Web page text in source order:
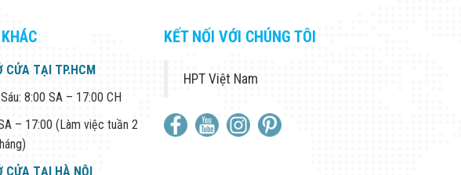
CỬA TẠI TP.HCM
8:00 SA – 17:00 CH
– 17:00 (Làm việc tuần 2
CỬA TẠI HÀ NỘI
KẾT NỐI VỚI CHÚNG TÔI
HPT Việt Nam